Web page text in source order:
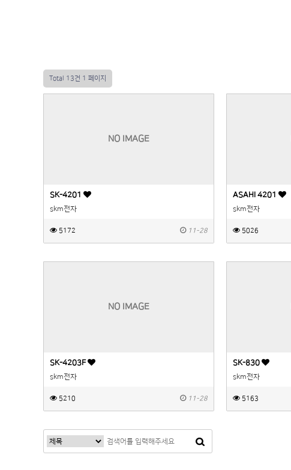
Total 13건 1 페이지
NO IMAGE
SK-4201
skm전자
5172 11-28
ASAHI 4201
skm전자
5026
NO IMAGE
SK-4203F
skm전자
5210 11-28
SK-830
skm전자
5163